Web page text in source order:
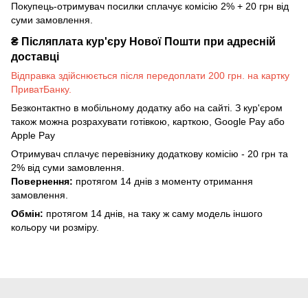
Покупець-отримувач посилки сплачує комісію 2% + 20 грн від
суми замовлення.
₴ Післяплата кур'єру Нової Пошти при адресній
доставці
Відправка здійснюється після передоплати 200 грн. на картку
ПриватБанку.
Безконтактно в мобільному додатку або на сайті. З кур'єром
також можна розрахувати готівкою, карткою, Google Pay або
Apple Pay
Отримувач сплачує перевізнику додаткову комісію - 20 грн та
2% від суми замовлення.
Повернення: протягом 14 днів з моменту отримання
замовлення.
Обмін: протягом 14 днів, на таку ж саму модель іншого
кольору чи розміру.